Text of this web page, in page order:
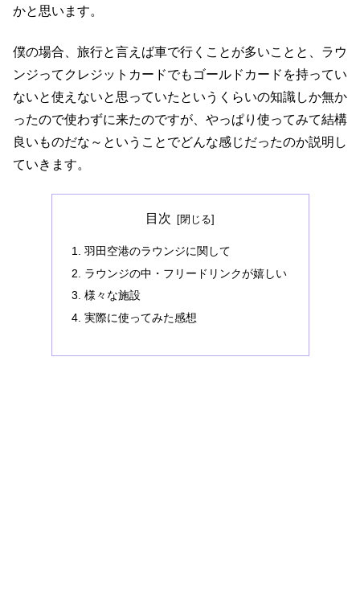
かと思います。
僕の場合、旅行と言えば車で行くことが多いことと、ラウ
ンジってクレジットカードでもゴールドカードを持ってい
ないと使えないと思っていたというくらいの知識しか無か
ったので使わずに来たのですが、やっぱり使ってみて結構
良いものだな～ということでどんな感じだったのか説明し
ていきます。
目次
羽田空港のラウンジに関して
ラウンジの中・フリードリンクが嬉しい
様々な施設
実際に使ってみた感想